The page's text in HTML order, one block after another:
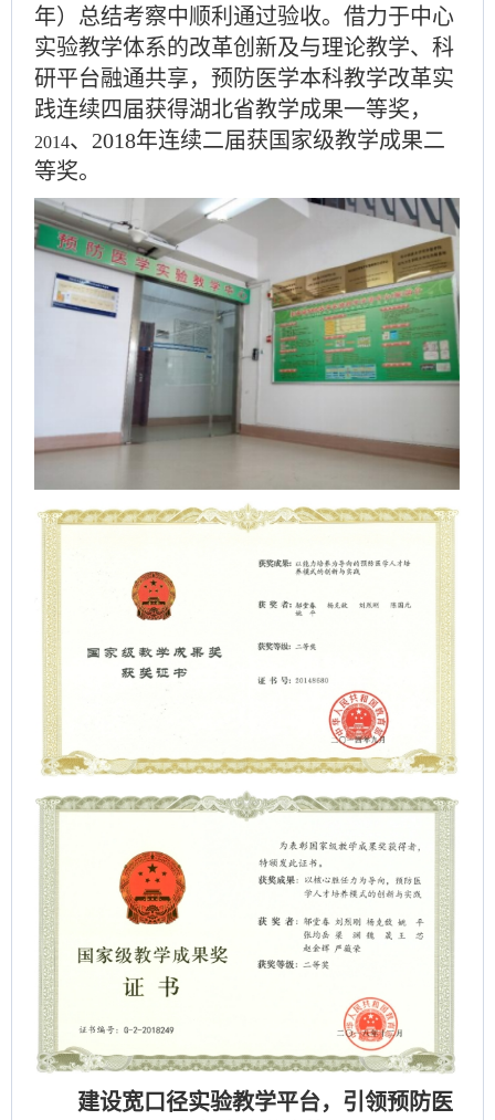
年）总结考察中顺利通过验收。 借力于中心
实验教学体系的改革创新及与理论教学、科
研平台融通共享， 预防医学本科教学改革实
践连续四届获得湖北省教学成果一等奖，
2014、 2018年连续二届获 国家级教学成果二
等奖。
建设宽口径实验教学平台，引领预防医